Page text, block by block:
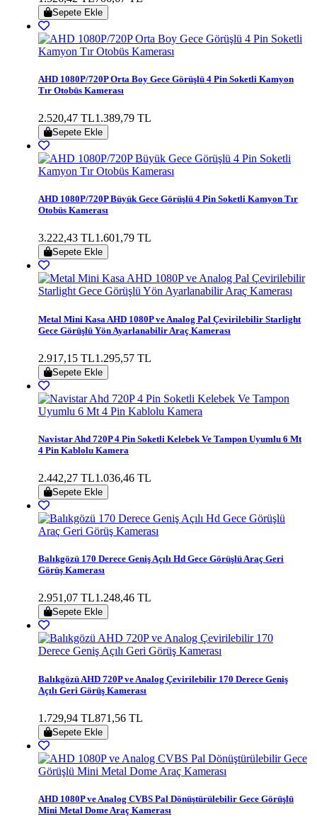
Sepete Ekle
AHD 1080P/720P Orta Boy Gece Görüşlü 4 Pin Soketli Kamyon
Tır Otobüs Kamerası
2.520,47 TL1.389,79 TL
Sepete Ekle
AHD 1080P/720P Büyük Gece Görüşlü 4 Pin Soketli Kamyon Tır
Otobüs Kamerası
3.222,43 TL1.601,79 TL
Sepete Ekle
Metal Mini Kasa AHD 1080P ve Analog Pal Çevirilebilir Starlight
Gece Görüşlü Yön Ayarlanabilir Araç Kamerası
2.917,15 TL1.295,57 TL
Sepete Ekle
Navistar Ahd 720P 4 Pin Soketli Kelebek Ve Tampon Uyumlu 6 Mt
4 Pin Kablolu Kamera
2.442,27 TL1.036,46 TL
Sepete Ekle
Balıkgözü 170 Derece Geniş Açılı Hd Gece Görüşlü Araç Geri
Görüş Kamerası
2.951,07 TL1.248,46 TL
Sepete Ekle
Balıkgözü AHD 720P ve Analog Çevirilebilir 170 Derece Geniş
Açılı Geri Görüş Kamerası
1.729,94 TL871,56 TL
Sepete Ekle
AHD 1080P ve Analog CVBS Pal Dönüştürülebilir Gece Görüşlü
Mini Metal Dome Araç Kamerası